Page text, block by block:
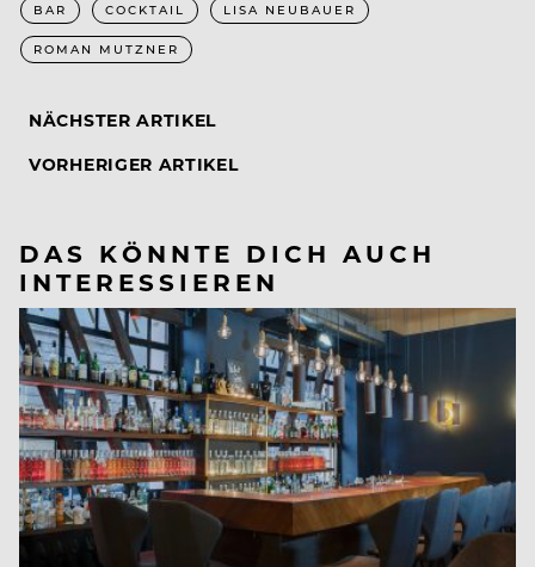
BAR COCKTAIL LISA NEUBAUER
ROMAN MUTZNER
NÄCHSTER ARTIKEL
VORHERIGER ARTIKEL
DAS KÖNNTE DICH AUCH
INTERESSIEREN